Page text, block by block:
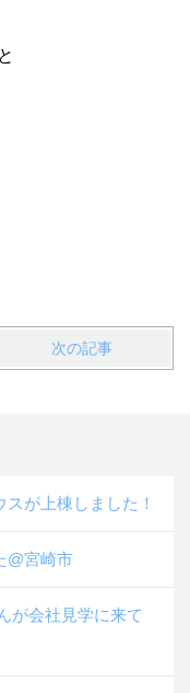
次の記事
スが上棟しました！
@宮崎市
が会社見学に来て